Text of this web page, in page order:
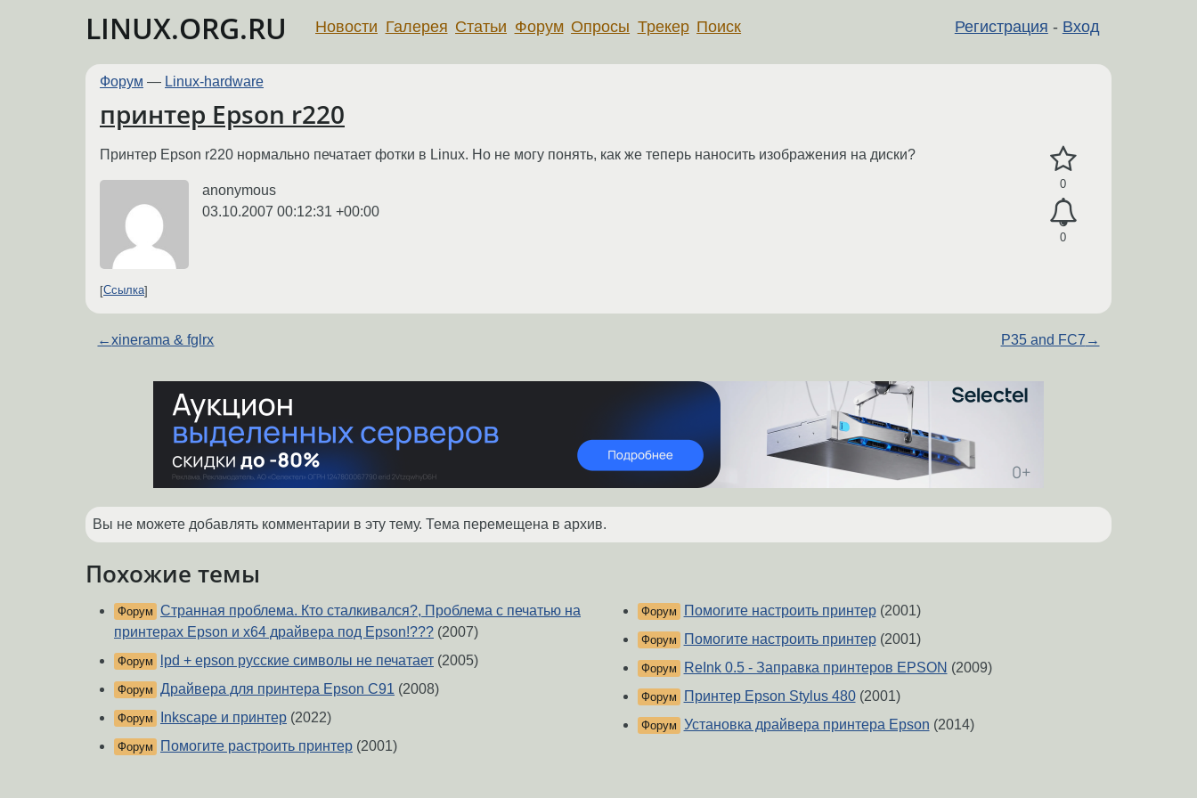
LINUX.ORG.RU Регистрация - Вход
Новости Галерея Статьи Форум Опросы Трекер Поиск
Форум — Linux-hardware
принтер Epson r220
0
0
Принтер Epson r220 нормально печатает фотки в Linux. Но не могу понять, как же теперь наносить изображения на диски?
anonymous
03.10.2007 00:12:31 +00:00
Ссылка
←xinerama & fglrx P35 and FC7 →
Вы не можете добавлять комментарии в эту тему. Тема перемещена в архив.
Похожие темы
Форум Странная проблема. Кто сталкивался?, Проблема с печатью на
принтерах Epson и x64 драйвера под Epson!??? (2007)
Форум lpd + epson русские символы не печатает (2005)
Форум Драйвера для принтера Epson C91 (2008)
Форум Inkscape и принтер (2022)
Форум Помогите растроить принтер (2001)
Форум Помогите настроить принтер(2001)
Форум Помогите настроить принтер(2001)
Форум ReInk 0.5 - Заправка принтеров EPSON (2009)
Форум Принтер Epson Stylus 480(2001)
Форум Установка драйвера принтера Epson (2014)